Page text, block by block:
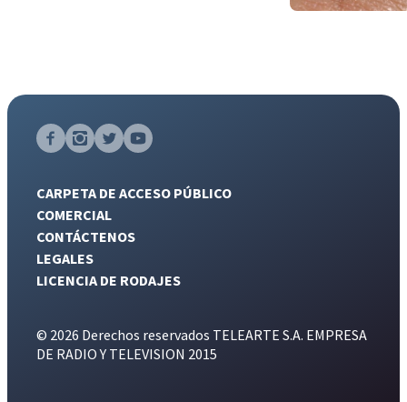
CARPETA DE ACCESO PÚBLICO
COMERCIAL
CONTÁCTENOS
LEGALES
LICENCIA DE RODAJES
© 2026 Derechos reservados TELEARTE S.A. EMPRESA
DE RADIO Y TELEVISION 2015